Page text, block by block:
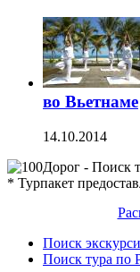
во Вьетнаме
14.10.2014
* Турпакет
Поиск
Поиск тура